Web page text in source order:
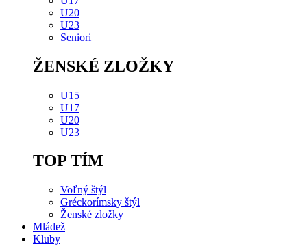
U20
U23
Seniori
ŽENSKÉ ZLOŽKY
U15
U17
U20
U23
TOP TÍM
Voľný štýl
Gréckorímsky štýl
Ženské zložky
Mládež
Kluby